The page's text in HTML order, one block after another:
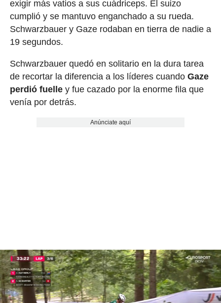
exigir más vatios a sus cuádriceps. El suizo
cumplió y se mantuvo enganchado a su rueda.
Schwarzbauer y Gaze rodaban en tierra de nadie a
19 segundos.
Schwarzbauer quedó en solitario en la dura tarea
de recortar la diferencia a los líderes cuando Gaze
perdió fuelley fue cazado por la enorme fila que
venía por detrás.
Anúnciate aquí